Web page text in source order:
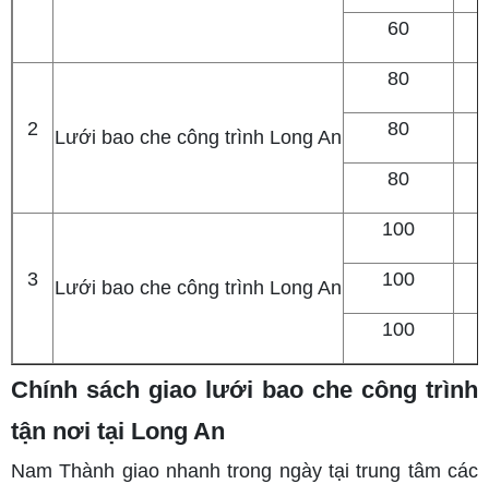
60
2 Lưới bao che công trình Long An
80
80
80
3 Lưới bao che công trình Long An
100
100
100
Chính sách giao lưới bao che công trình
tận nơi tại Long An
Nam Thành giao nhanh trong ngày tại trung tâm các